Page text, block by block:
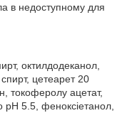
в недоступному для
октилдодеканол,
цетеарет 20
токоферолу ацетат,
pH 5.5, феноксіетанол,